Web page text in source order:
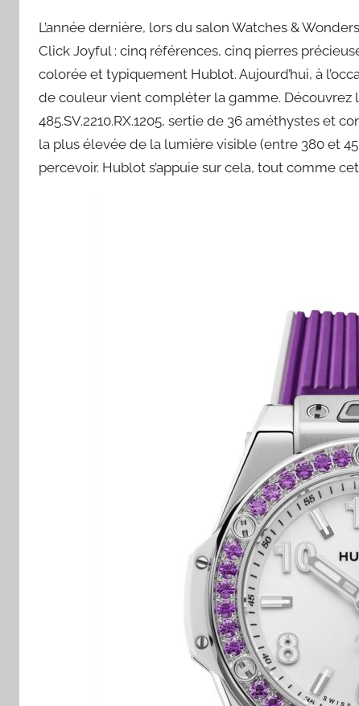
L’année dernière, lors du salon Watches &
Click Joyful : cinq références, cinq pierres
colorée et typiquement Hublot. Aujourd’hui, à
de couleur vient compléter la gamme. Découvrez
485.SV.2210.RX.1205, sertie de 36 améthystes et
la plus élevée de la lumière visible (entre 380 et
percevoir. Hublot s’appuie sur cela, tout comme